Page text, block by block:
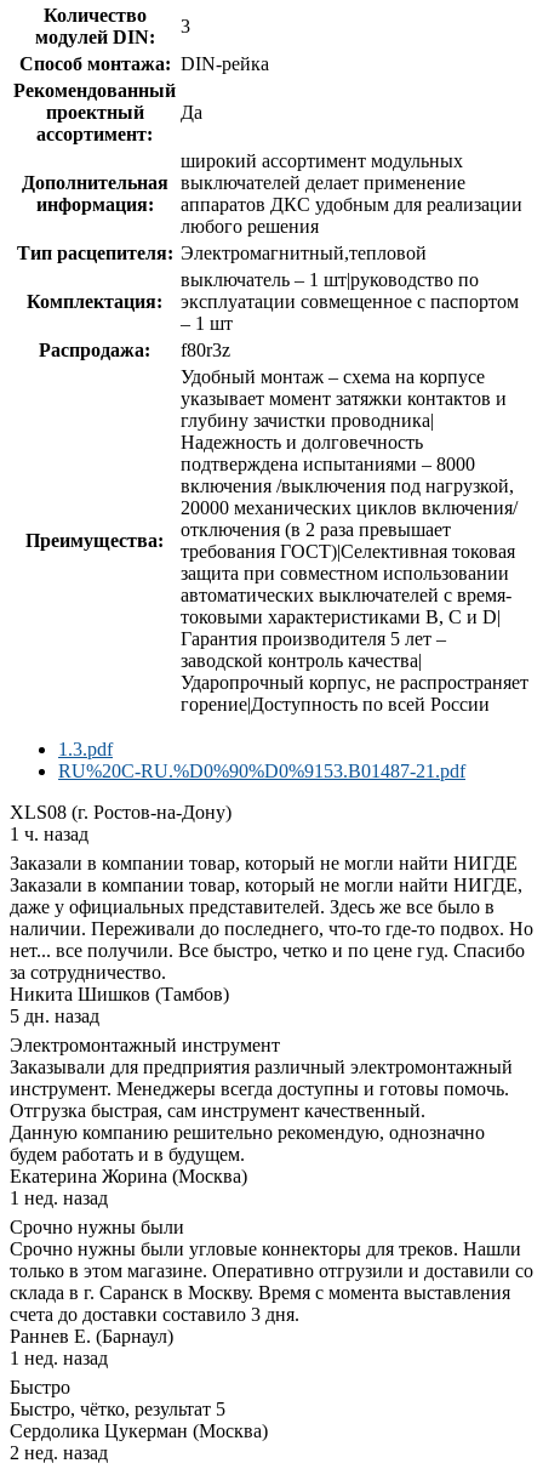
Количество
модулей DIN:
3
Способ монтажа: DIN-рейка
Рекомендованный
проектный
ассортимент:
Да
Дополнительная
информация:
широкий ассортимент модульных
выключателей делает применение
аппаратов ДКС удобным для реализации
любого решения
Тип расцепителя: Электромагнитный,тепловой
Комплектация:
выключатель – 1 шт|руководство по
эксплуатации совмещенное с паспортом
– 1 шт
Распродажа:
f80r3z
Преимущества:
Удобный монтаж – схема на корпусе
указывает момент затяжки контактов и
глубину зачистки проводника|
Надежность и долговечность
подтверждена испытаниями – 8000
включения /выключения под нагрузкой,
20000 механических циклов включения/
отключения (в 2 раза превышает
требования ГОСТ)|Селективная токовая
защита при совместном использовании
автоматических выключателей с время-
токовыми характеристиками В, С и D|
Гарантия производителя 5 лет –
заводской контроль качества|
Ударопрочный корпус, не распространяет
горение|Доступность по всей России
1.3.pdf
RU%20C-RU.%D0%90%D0%9153.B01487-21.pdf
XLS08 (г. Ростов-на-Дону)
1 ч. назад
Заказали в компании товар, который не могли найти НИГДЕ
Заказали в компании товар, который не могли найти НИГДЕ,
даже у официальных представителей. Здесь же все было в
наличии. Переживали до последнего, что-то где-то подвох. Но
нет... все получили. Все быстро, четко и по цене гуд. Спасибо
за сотрудничество.
Никита Шишков (Тамбов)
5 дн. назад
Электромонтажный инструмент
Заказывали для предприятия различный электромонтажный
инструмент. Менеджеры всегда доступны и готовы помочь.
Отгрузка быстрая, сам инструмент качественный.
Данную компанию решительно рекомендую, однозначно
будем работать и в будущем.
Екатерина Жорина (Москва)
1 нед. назад
Срочно нужны были
Срочно нужны были угловые коннекторы для треков. Нашли
только в этом магазине. Оперативно отгрузили и доставили со
склада в г. Саранск в Москву. Время с момента выставления
счета до доставки составило 3 дня.
Раннев Е. (Барнаул)
1 нед. назад
Быстро
Быстро, чётко, результат 5
Сердолика Цукерман (Москва)
2 нед. назад